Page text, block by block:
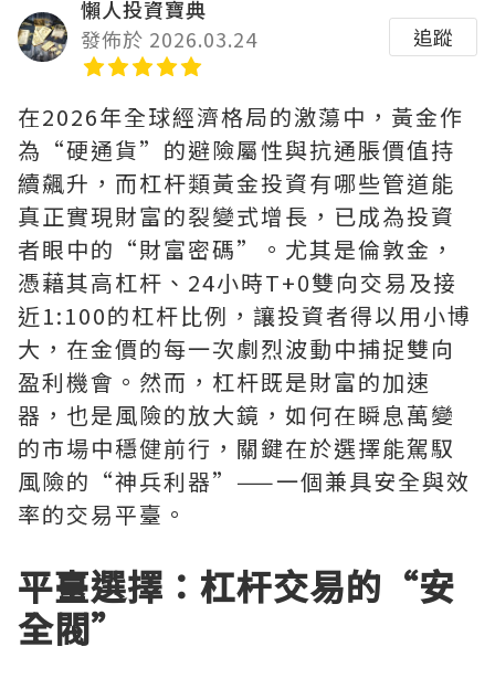
懶人投資寶典
發佈於 2026.03.24
追蹤
在2026年全球經濟格局的激蕩中，黃金作
為“硬通貨”的避險屬性與抗通脹價值持
續飆升，而杠杆類黃金投資有哪些管道能
真正實現財富的裂變式增長，已成為投資
者眼中的“財富密碼”。尤其是倫敦金，
憑藉其高杠杆、24小時T+0雙向交易及接
近1:100的杠杆比例，讓投資者得以用小博
大，在金價的每一次劇烈波動中捕捉雙向
盈利機會。然而，杠杆既是財富的加速
器，也是風險的放大鏡，如何在瞬息萬變
的市場中穩健前行，關鍵在於選擇能駕馭
風險的“神兵利器”——一個兼具安全與效
率的交易平臺。
平臺選擇：杠杆交易的“安
全閥”